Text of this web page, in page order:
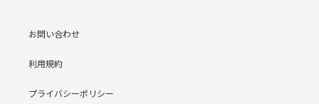
お問い合わせ
利用規約
プライバシーポリシー